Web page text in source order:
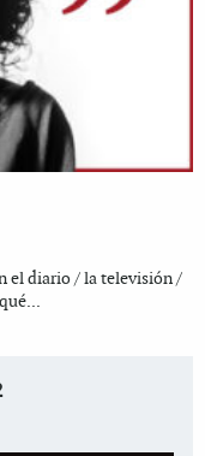
el diario / la televisión /